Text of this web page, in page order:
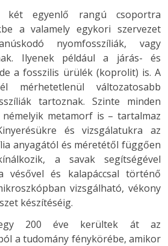
két egyenlő rangú csoportra
a valamely egykori szervezet
nyomfosszíliák, vagy
Ilyenek például a járás- és
a fosszilis ürülék (koprolit) is. A
mérhetetlenül változatosabb
tartoznak. Szinte minden
metamorf is – tartalmaz
és vizsgálatukra az
anyagától és méretétől függően
a savak segítségével
vésővel és kalapáccsal történő
vizsgálható, vékony
készítéséig.
200 éve kerültek át az
a tudomány fénykörébe, amikor